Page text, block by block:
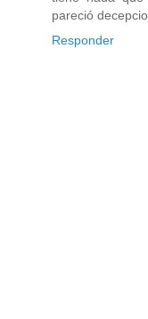
pareció
Responder